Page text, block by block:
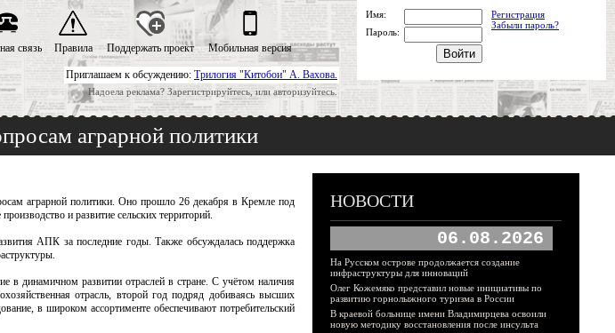
Приглашаем к обсуждению: Трилогия "Китобои" А. Вахова.
Надоела реклама? Зарегистрируйтесь, или авторизуйтесь.
связь Правила Поддержать проект Мобильная версия
Имя:
Регистрация
Забыли пароль?
Пароль:
аграрной политики
аграрной политики. Оно прошло 26 декабря в Кремле под
и развитие сельских территорий.
АПК за последние годы. Также обсуждалась поддержка
в динамичном развитии отраслей в стране. С учётом наличия
отрасль, второй год подряд добиваясь высших
в широком ассортименте обеспечивают потребительский
НОВОСТИ
06.08.2026
На Русском острове продолжается создание
инфраструктуры для инноваций
Олег Кожемяко представил новые инициативы по
развитию горнолыжного туризма в России
В краевой больнице имени Владимирцева освоили
новую методику восстановления после инсульта